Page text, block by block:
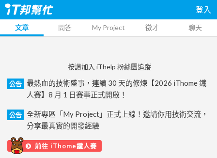
登入
文章 問答 My Project 徵才 聊天
按讚加入 iThelp 粉絲團追蹤
公告
最熱血的技術盛事，連續 30 天的修煉【2026 iThome 鐵
人賽】8 月 1 日賽事正式開啟！
公告
全新專區「My Project」正式上線！邀請你用技術交流，
分享最真實的開發經驗
前往 iThome鐵人賽